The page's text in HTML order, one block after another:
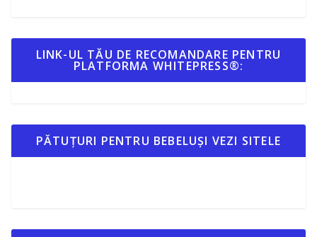
LINK-UL TĂU DE RECOMANDARE PENTRU
PLATFORMA WHITEPRESS®:
PĂTUȚURI PENTRU BEBELUȘI VEZI SITELE